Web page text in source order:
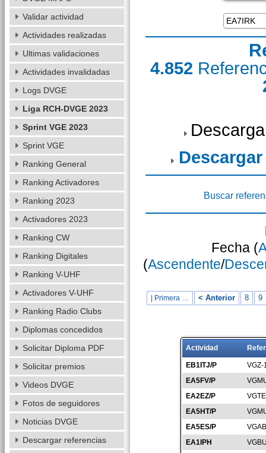
4.852
Buscar
Fecha (
(Ascendente/
| Primera … < Anterior 8 9
Actividad
EB1ITJ/P
VGZ-
EA5FV/P
EA2EZ/P
EA5HT/P
EA5ES/P
EA1IPH
Validar actividad
Actividades realizadas
Ultimas validaciones
Actividades invalidadas
Logs DVGE
Liga RCH-DVGE 2023
Sprint VGE 2023
Sprint VGE
Ranking General
Ranking Activadores
Ranking 2023
Activadores 2023
Ranking CW
Ranking Digitales
Ranking V-UHF
Activadores V-UHF
Ranking Radio Clubs
Diplomas concedidos
Solicitar Diploma PDF
Solicitar premios
Videos DVGE
Fotos de seguidores
Noticias DVGE
Descargar referencias